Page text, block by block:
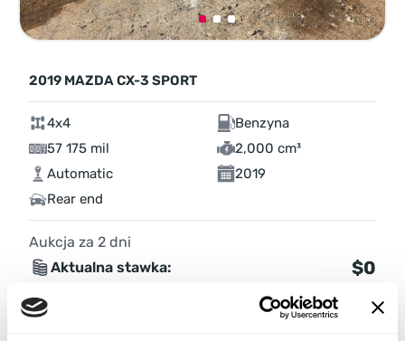
2019 MAZDA CX-3 SPORT
4x4
Benzyna
57 175 mil
2,000 cm³
Automatic
2019
Rear end
Aukcja za 2 dni
Aktualna stawka:
$0